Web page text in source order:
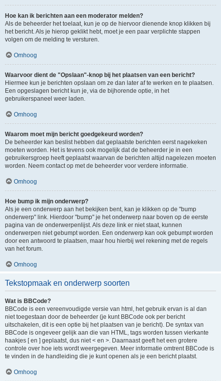
Hoe kan ik berichten aan een moderator melden?
Als de beheerder het toelaat, kun je op de hiervoor dienende knop klikken bij
het bericht. Als je hierop geklikt hebt, moet je een paar verplichte stappen
volgen om de melding te versturen.
Omhoog
Waarvoor dient de "Opslaan"-knop bij het plaatsen van een bericht?
Hiermee kun je berichten opslaan om ze dan later af te werken en te plaatsen.
Een opgeslagen bericht kun je, via de bijhorende optie, in het
gebruikerspaneel weer laden.
Omhoog
Waarom moet mijn bericht goedgekeurd worden?
De beheerder kan beslist hebben dat geplaatste berichten eerst nagekeken
moeten worden. Het is tevens ook mogelijk dat de beheerder je in een
gebruikersgroep heeft geplaatst waarvan de berichten altijd nagelezen moeten
worden. Neem contact op met de beheerder voor verdere informatie.
Omhoog
Hoe bump ik mijn onderwerp?
Als je een onderwerp aan het bekijken bent, kan je klikken op de "bump
onderwerp" link. Hierdoor "bump" je het onderwerp naar boven op de eerste
pagina van de onderwerpenlijst. Als deze link er niet staat, kunnen
onderwerpen niet gebumpt worden. Een onderwerp kan ook gebumpt worden
door een antwoord te plaatsen, maar hou hierbij wel rekening met de regels
van het forum.
Omhoog
Tekstopmaak en onderwerp soorten
Wat is BBCode?
BBCode is een vereenvoudigde versie van html, het gebruik ervan is al dan
niet toegestaan door de beheerder (je kunt BBCode ook per bericht
uitschakelen, dit is een optie bij het plaatsen van je bericht). De syntax van
BBCode is ongeveer gelijk aan die van HTML, tags worden tussen vierkante
haakjes [ en ] geplaatst, dus niet < en >. Daarnaast geeft het een grotere
controle over hoe iets wordt weergegeven. Meer informatie omtrent BBCode is
te vinden in de handleiding die je kunt openen als je een bericht plaatst.
Omhoog